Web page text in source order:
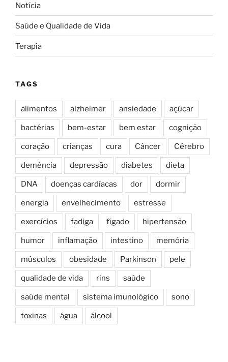
Notícia
Saúde e Qualidade de Vida
Terapia
TAGS
alimentos alzheimer ansiedade açúcar
bactérias bem-estar bem estar cognição
coração crianças cura Câncer Cérebro
demência depressão diabetes dieta
DNA doenças cardíacas dor dormir
energia envelhecimento estresse
exercícios fadiga fígado hipertensão
humor inflamação intestino memória
músculos obesidade Parkinson pele
qualidade de vida rins saúde
saúde mental sistema imunológico sono
toxinas água álcool